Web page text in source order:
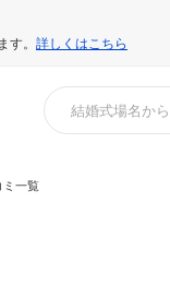
。 詳しくはこちら
ミ一覧